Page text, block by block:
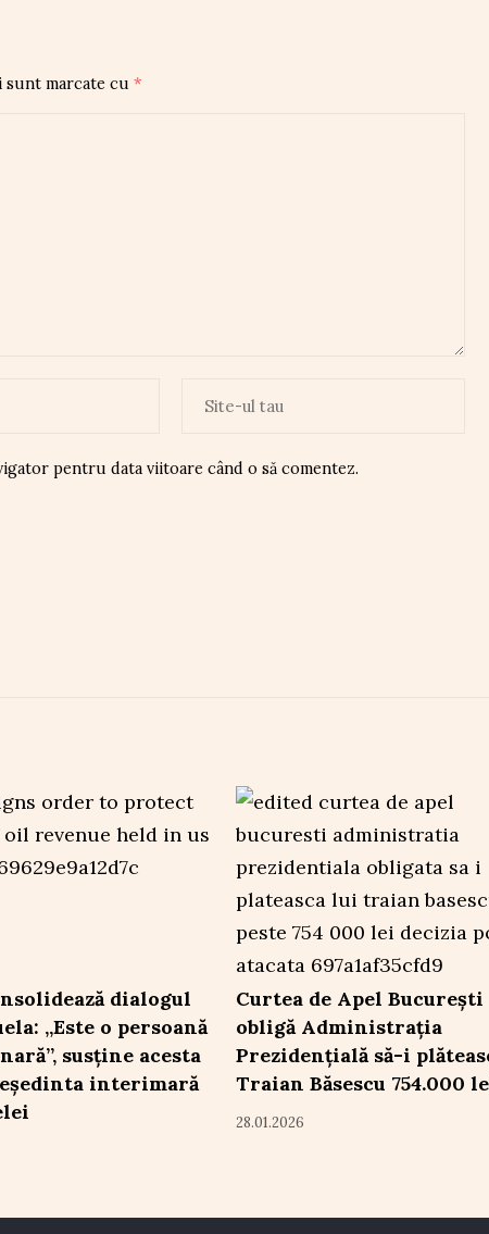
marcate cu *
pentru data viitoare când o să comentez.
dialogul
„Este o persoană
susține acesta
interimară
Curtea de Apel București
obligă Administrația
Prezidențială să-i
Traian Băsescu 754.000
28.01.2026